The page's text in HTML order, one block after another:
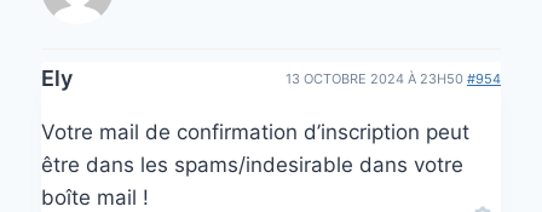
Ely 13 OCTOBRE 2024 À 23H50 #954
Votre mail de confirmation d’inscription peut
être dans les spams/indesirable dans votre
boîte mail !